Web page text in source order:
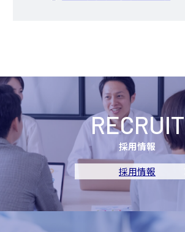
RECRUIT
採用情報
採用情報